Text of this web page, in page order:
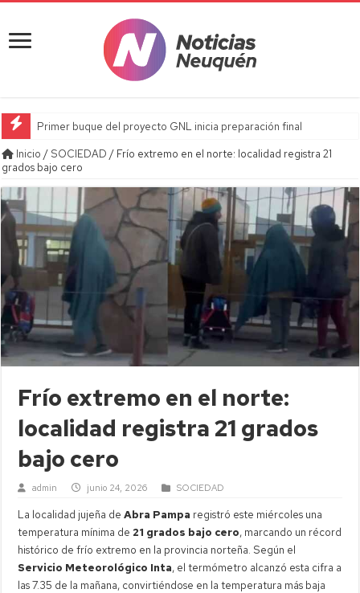
Primer buque del proyecto GNL inicia preparación final
Inicio / SOCIEDAD / Frío extremo en el norte: localidad registra 21
grados bajo cero
Frío extremo en el norte:
localidad registra 21 grados
bajo cero
admin junio 24, 2026 SOCIEDAD
La localidad jujeña deAbra Pampa registró este miércoles una
temperatura mínima de 21 grados bajo cero, marcando un récord
histórico de frío extremo en la provincia norteña. Según el
Servicio Meteorológico Inta, el termómetro alcanzó esta cifra a
las 7.35 de la mañana, convirtiéndose en la temperatura más baja